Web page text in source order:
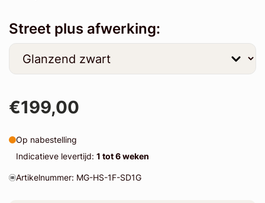
Street plus afwerking:
€199,00
Op nabestelling
Indicatieve levertijd: 1 tot 6 weken
Artikelnummer: MG-HS-1F-SD1G